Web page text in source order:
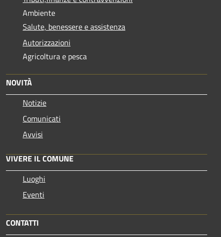
Ambiente
Salute, benessere e assistenza
Autorizzazioni
Agricoltura e pesca
NOVITÀ
Notizie
Comunicati
Avvisi
VIVERE IL COMUNE
Luoghi
Eventi
CONTATTI